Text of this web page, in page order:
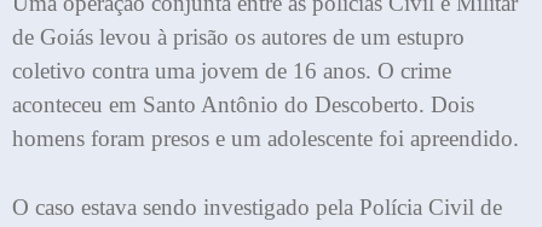
de Goiás levou à prisão os autores de um estupro
coletivo contra uma jovem de 16 anos. O crime
aconteceu em Santo Antônio do Descoberto. Dois
homens foram presos e um adolescente foi apreendido.
O caso estava sendo investigado pela Polícia Civil de